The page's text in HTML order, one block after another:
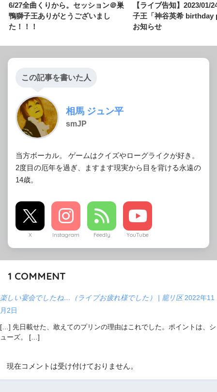
6/27全曲くりから。セッション＠巣
鴨獅子王ありがとうございまし
た！！！
【ライブ告知】2023/01/
子王「神谷英希 birthday
お知らせ
この記事を書いた人
相馬 ジュン平
smJP
当方ボーカル。 ゲームはクイズやローグライクが好き。
2度目の厄年を過ぎ、ますます現実から目を背ける永遠の
14歳。
X Instagram Feedly YouTube
1 COMMENT
楽しい宴会でしたね…（ライブお疲れ様でした） | 籠リ区 2022年11
月2日
[…] 先日載せた、敢えてのプリンの理由はこれでした。ポイントは、シ
ューズ。 […]
現在コメントは受け付けておりません。